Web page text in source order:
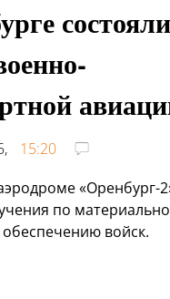
15:20
«Оренбург-
по
войск.